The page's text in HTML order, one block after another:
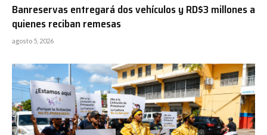
Banreservas entregará dos vehículos y RD$3 millones a
quienes reciban remesas
agosto 5, 2026